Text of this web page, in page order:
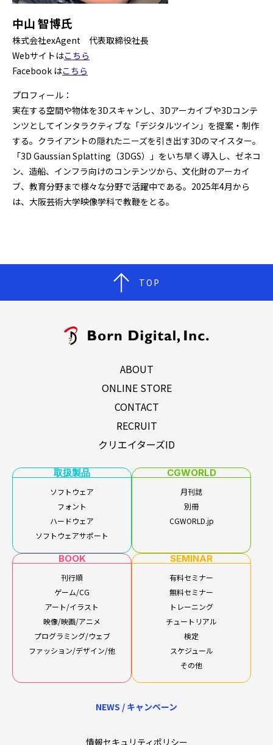
中山 智博氏
株式会社exAgent 代表取締役社長
Webサイトはこちら
Facebook はこちら
プロフィール：
実在する空間や物体を3Dスキャンし、3Dアーカイブや3Dコンテ
ンツとしてインタラクティブな「デジタルツイン」を提案・制作
する。クライアントの隠れたニーズを引き出す3Dのマイスター。
「3D Gaussian Splatting（3DGS）」をいち早く導入し、ゼネコ
ン、造船、インフラ向けのコンテンツから、文化財のアーカイ
ブ、教育分野まで様々な分野で活躍中である。2025年4月から
は、大阪芸術大学映像学科で教鞭をとる。
TOP
ABOUT
ONLINE STORE
CONTACT
RECRUIT
クリエイターズID
取扱製品
ソフトウェア
フォント
ハードウェア
ソフトウェアサポート
CGWORLD
月刊誌
別冊
CGWORLD.jp
BOOK
刊行順
ゲーム/CG
アート/イラスト
映像/映画/アニメ
プログラミング/ウェブ
ファッション/デザイン/他
SEMINAR
有料セミナー
無料セミナー
トレーニング
チュートリアル
検定
スケジュール
その他
NEWS / キャンペーン
情報セキュリティポリシー